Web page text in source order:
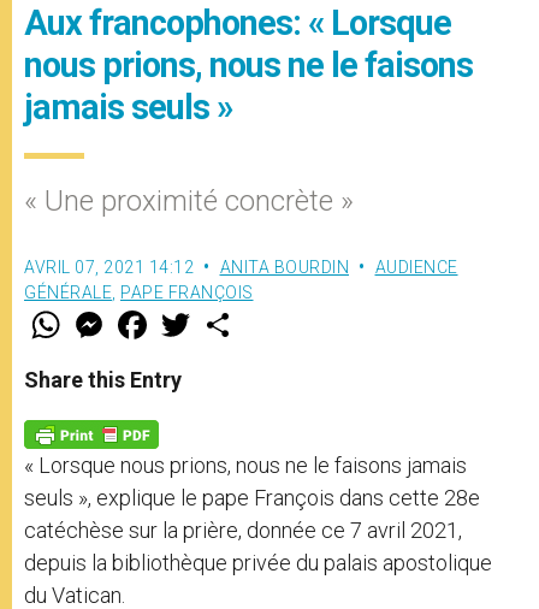
Aux francophones: « Lorsque
nous prions, nous ne le faisons
jamais seuls »
« Une proximité concrète »
AVRIL 07, 2021 14:12 ANITA BOURDIN
AUDIENCE
GÉNÉRALE PAPE FRANÇOIS
W
t
s
p
p
M
e
s
e
g
e
r
F
a
e
b
o
k
w
Share this Entry
« Lorsque nous prions, nous ne le faisons jamais
seuls », explique le pape François dans cette 28e
catéchèse sur la prière, donnée ce 7 avril 2021,
depuis la bibliothèque privée du palais apostolique
du Vatican.